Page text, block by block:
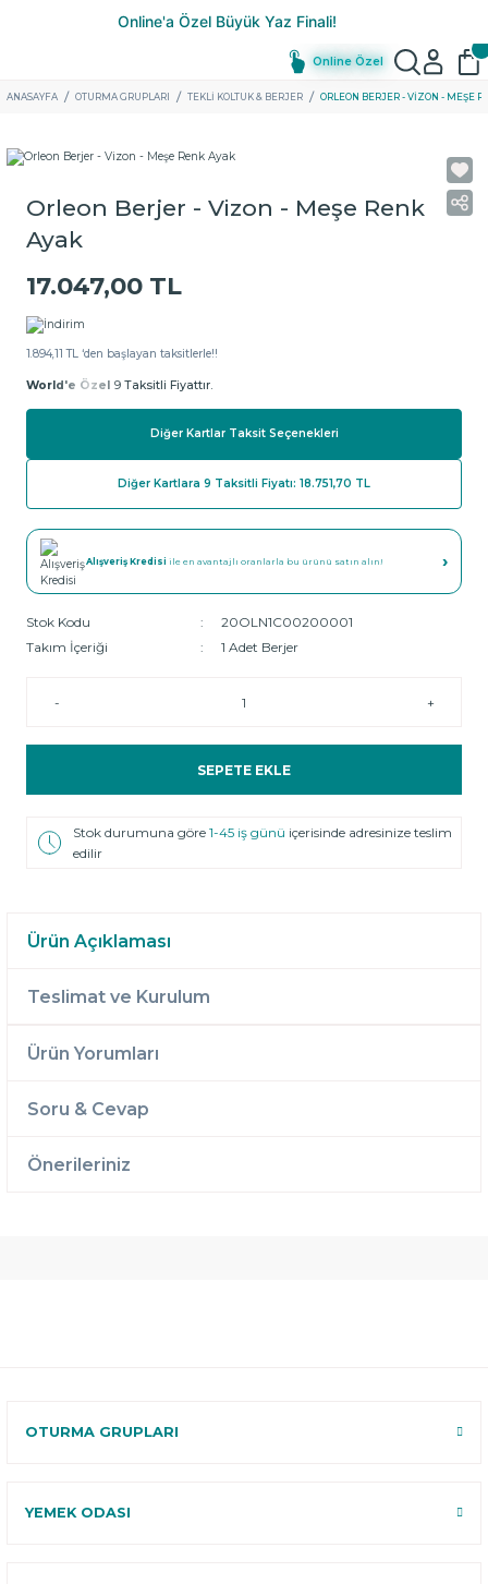
Online Özel
ANASAYFA OTURMA GRUPLARI TEKLI KOLTUK & BERJER ORLEON BERJER - VIZON - MEŞE
Orleon Berjer - Vizon - Meşe Renk
Ayak
17.047,00 TL
1.894,11 TL ‘den başlayan taksitlerle!!
World'e Özel 9 Taksitli Fiyattır.
Diğer Kartlar Taksit Seçenekleri
Diğer Kartlara 9 Taksitli Fiyatı: 18.751,70 TL
Alışveriş Kredisi ile en avantajlı oranlarla bu ürünü satın alın! ›
Stok Kodu
20OLN1C00200001
Takım İçeriği
1 Adet Berjer
- +
SEPETE EKLE
Stok durumuna göre1-45 iş günü içerisinde adresinize teslim
edilir
Ürün Açıklaması
Teslimat ve Kurulum
Ürün Yorumları
Soru & Cevap
Önerileriniz
OTURMA GRUPLARI
YEMEK ODASI